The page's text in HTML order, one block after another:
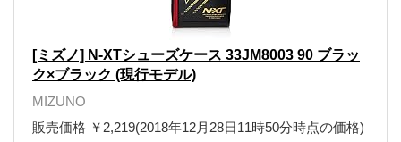
[ミズノ] N-XTシューズケース 33JM8003 90 ブラッ
ク×ブラック (現行モデル)
MIZUNO
販売価格 ￥2,219(2018年12月28日11時50分時点の価格)